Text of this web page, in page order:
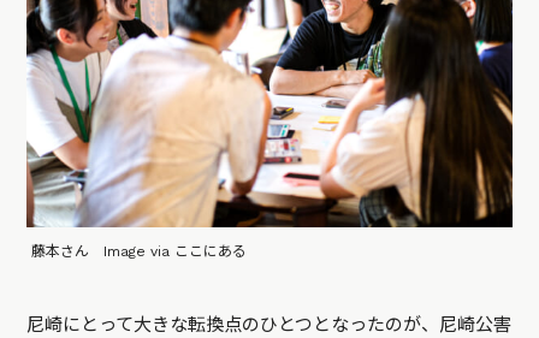
藤本さん Image via ここにある
尼崎にとって大きな転換点のひとつとなったのが、尼崎公害